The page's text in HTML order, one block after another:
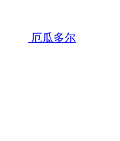
厄瓜多尔